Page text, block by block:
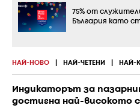
НАЙ-НОВО НАЙ-ЧЕТЕНИ НАЙ-
Индикаторът за
достигна най-високото
75% от
България като